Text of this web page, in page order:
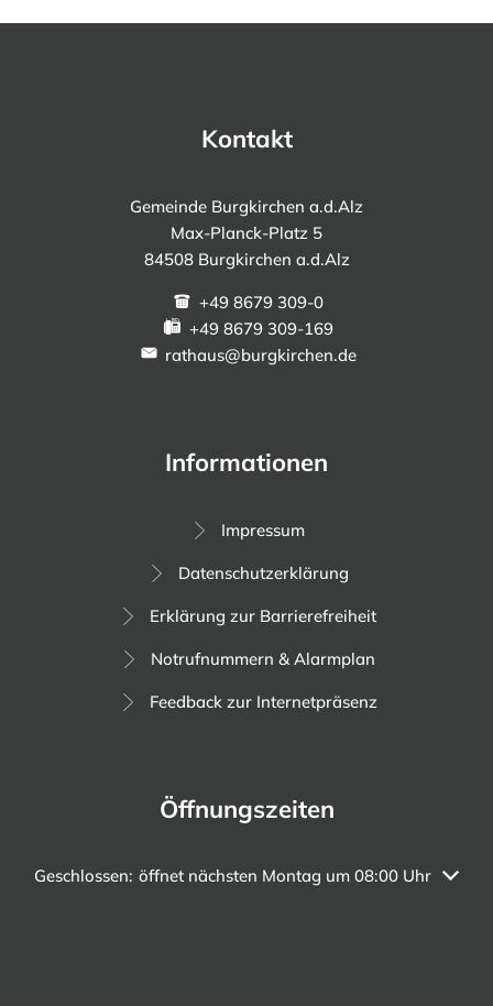
Kontakt
Gemeinde Burgkirchen a.d.Alz
Max-Planck-Platz 5
84508 Burgkirchen a.d.Alz
+49 8679 309-0
+49 8679 309-169
rathaus@burgkirchen.de
Informationen
Impressum
Datenschutzerklärung
Erklärung zur Barrierefreiheit
Notrufnummern & Alarmplan
Feedback zur Internetpräsenz
Öffnungszeiten
Klicken, um weitere Öffnungs- oder Schließzeiten
Geschlossen: öffnet nächsten Montag um 08:00 Uhr